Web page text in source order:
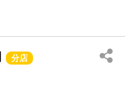
分店